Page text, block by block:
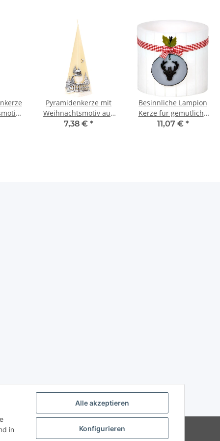
Alle akzeptieren
Konfigurieren
in
Pyramidenkerze mit
Weihnachtsmotiv aus
Wachs, Adventskerze
7,38 € *
Besinnliche Lampion
Kerze für gemütliche
Winterabende
11,07 € *
Powered by